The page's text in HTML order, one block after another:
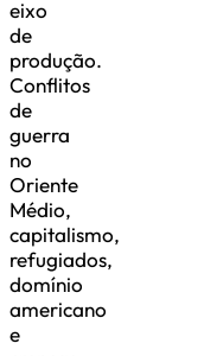
eixo
de
produção.
Conflitos
de
guerra
no
Oriente
Médio,
capitalismo,
refugiados,
domínio
americano
e